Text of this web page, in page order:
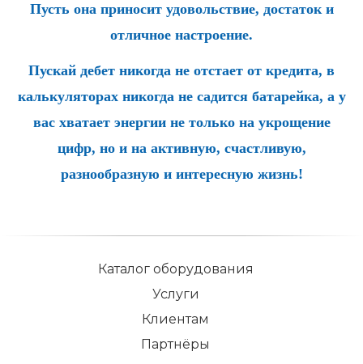
Пусть она приносит удовольствие, достаток и
отличное настроение.
Пускай дебет никогда не отстает от кредита, в
калькуляторах никогда не садится батарейка, а у
вас хватает энергии не только на укрощение
цифр, но и на активную, счастливую,
разнообразную и интересную жизнь!
Каталог оборудования
Услуги
Клиентам
Партнёры